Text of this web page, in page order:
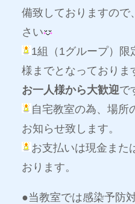
備致しておりますので
さい
1組（1グループ）限
様までとなっておりま
お一人様から大歓迎で
自宅教室の為、場所
お知らせ致します。
お支払いは現金また
おります。
●当教室では感染予防